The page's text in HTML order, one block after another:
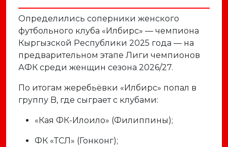
Определились соперники женского
футбольного клуба «Илбирс» — чемпиона
Кыргызской Республики 2025 года — на
предварительном этапе Лиги чемпионов
АФК среди женщин сезона 2026/27.
По итогам жеребьёвки «Илбирс» попал в
группу B, где сыграет с клубами:
«Кая ФК-Илоило» (Филиппины);
ФК «ТСЛ» (Гонконг);